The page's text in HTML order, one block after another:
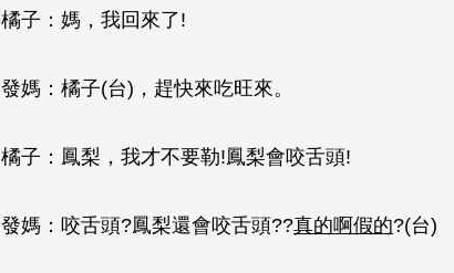
橘子：媽，我回來了!
發媽：橘子(台)，趕快來吃旺來。
橘子：鳳梨，我才不要勒!鳳梨會咬舌頭!
發媽：咬舌頭?鳳梨還會咬舌頭??真的啊假的?(台)